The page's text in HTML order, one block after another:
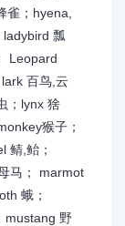
雀；hyena,
瓢
Leopard
百鸟,云
；lynx 猞
猴子；
鲭,鲐；
马； marmot
蛾；
mustang 野